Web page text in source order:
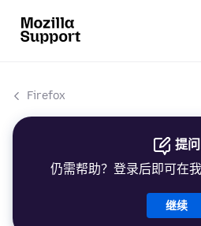
Firefox
提问
仍需帮助？登录后即可在
继续